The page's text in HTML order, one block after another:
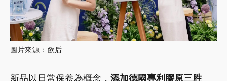
圖片來源：飲后
新品以日常保養為概念， 添加德國專利膠原三胜